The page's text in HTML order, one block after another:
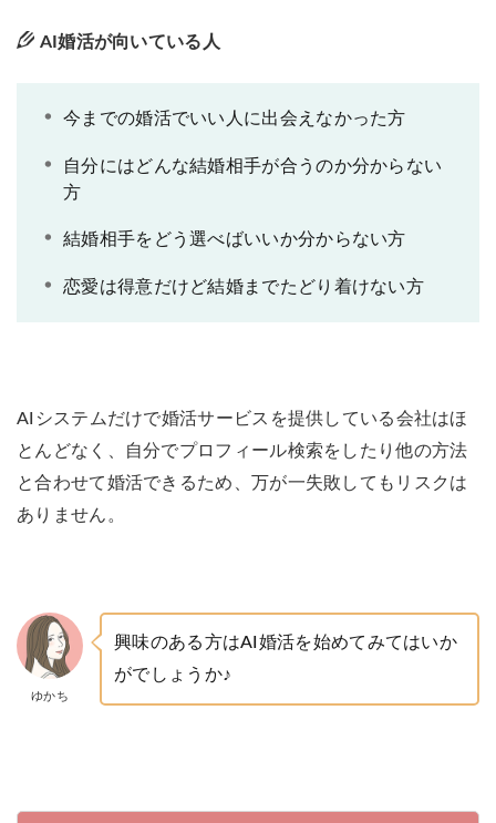
AI婚活が向いている人
今までの婚活でいい人に出会えなかった方
自分にはどんな結婚相手が合うのか分からない
方
結婚相手をどう選べばいいか分からない方
恋愛は得意だけど結婚までたどり着けない方
AIシステムだけで婚活サービスを提供している会社はほ
とんどなく、自分でプロフィール検索をしたり他の方法
と合わせて婚活できるため、万が一失敗してもリスクは
ありません。
ゆかち
興味のある方はAI婚活を始めてみてはいか
がでしょうか♪